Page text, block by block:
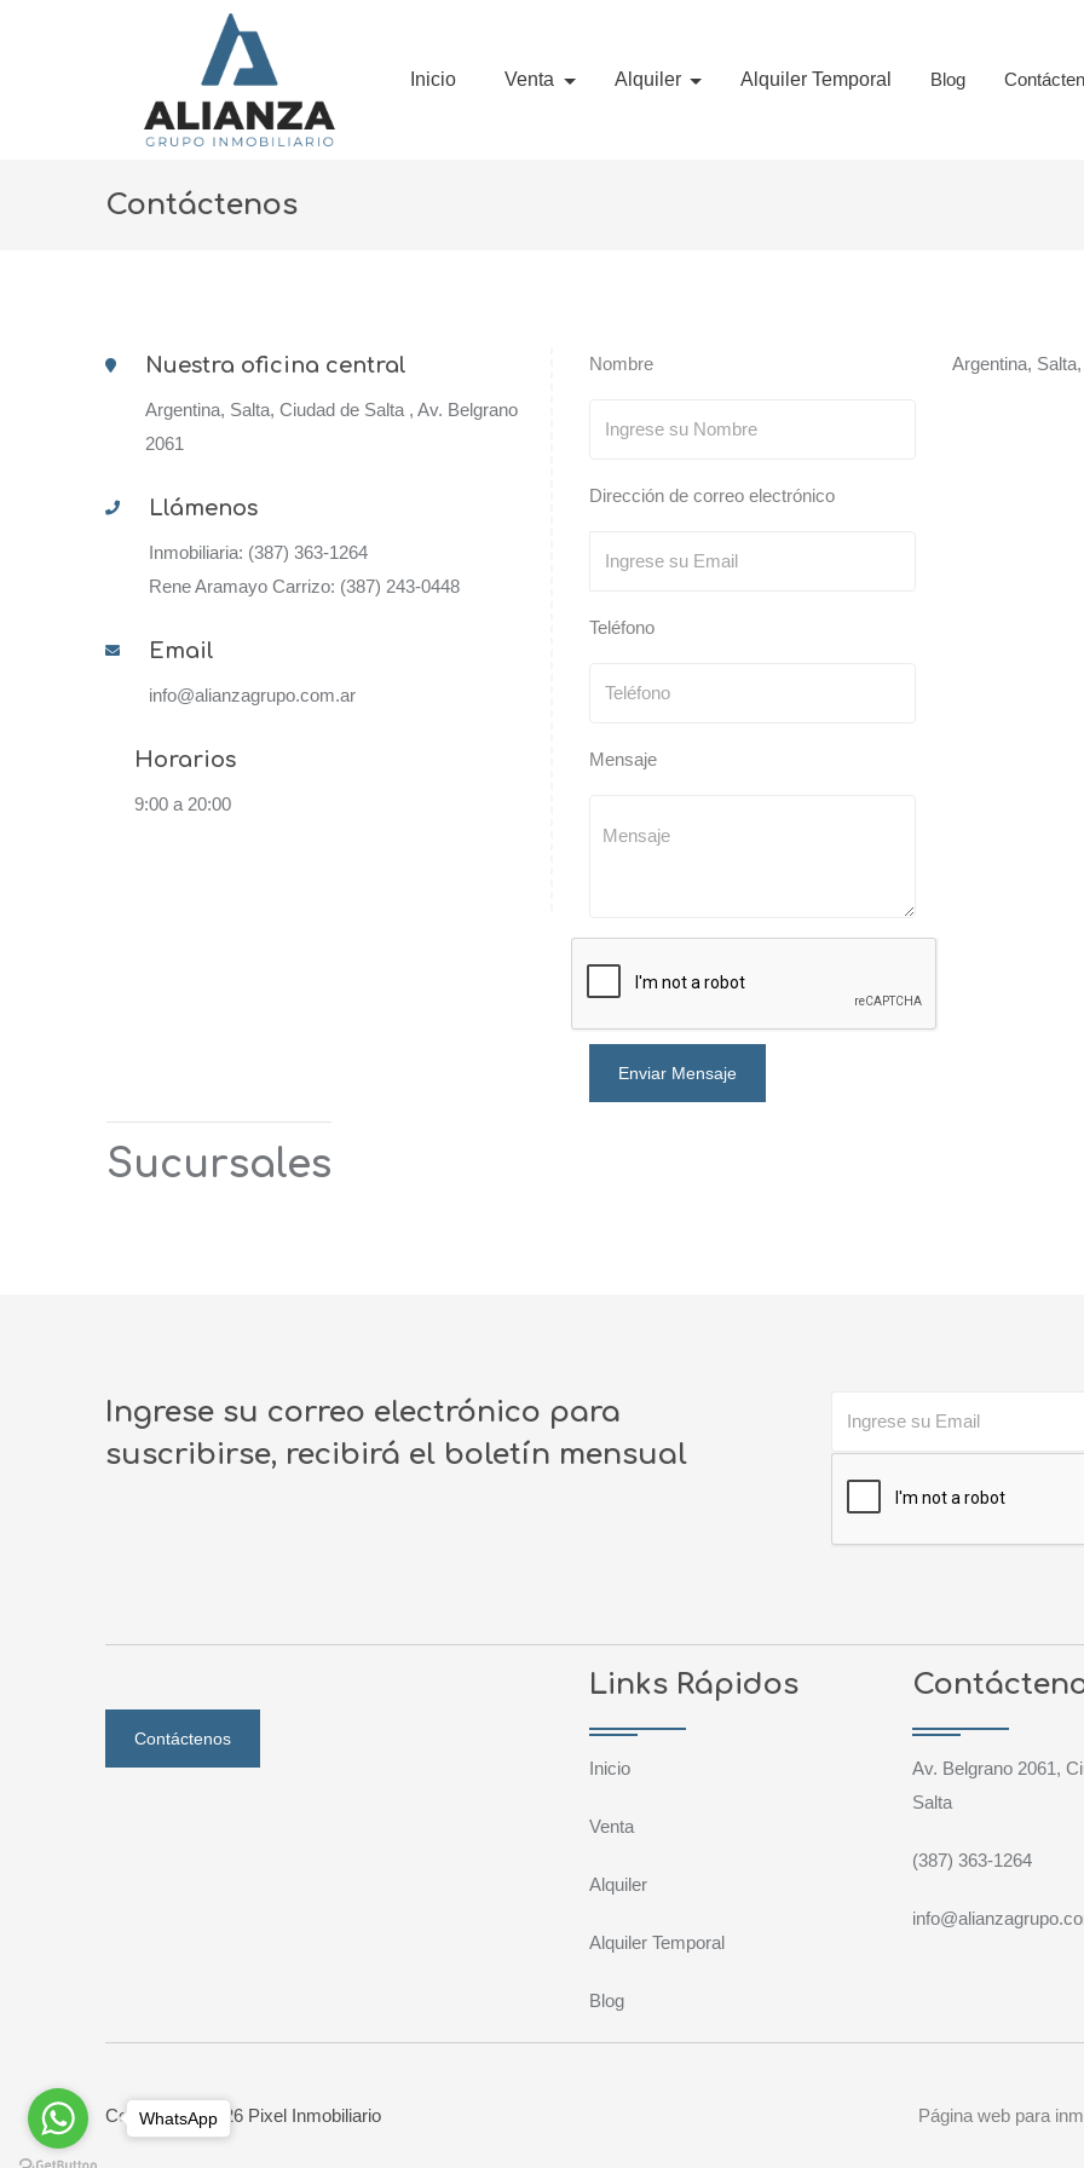
Inicio Venta Alquiler Alquiler Temporal Blog
Contáctenos
Nuestra oficina central
Argentina, Salta, Ciudad de Salta , Av. Belgrano
2061
Llámenos
Inmobiliaria: (387) 363-1264
Rene Aramayo Carrizo: (387) 243-0448
Email
info@alianzagrupo.com.ar
Horarios
9:00 a 20:00
Nombre
Dirección de correo electrónico
Teléfono
Mensaje
Enviar Mensaje
Argentina,
Sucursales
Ingrese su correo electrónico para
suscribirse, recibirá el boletín mensual
Contáctenos
Links Rápidos
Inicio
Venta
Alquiler
Alquiler Temporal
Blog
Av. Belgrano 2061,
Salta
(387) 363-1264
Copyright © 2026 Pixel Inmobiliario Página web para
WhatsApp